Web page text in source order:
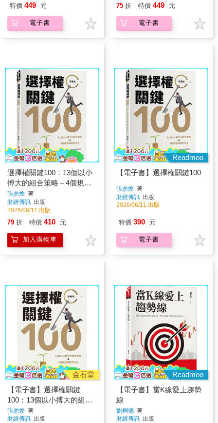
特價 449 元
電子書
75 折 特價 449 元
電子書
選擇權關鍵100：13個以小
搏大的組合策略＋4個規避
風險的方法
張鼎煥 著
財經傳訊 出版
2026/06/11 出版
79 折 特價 410 元
加入購物車
Readmoo
【電子書】選擇權關鍵100
張鼎煥 著
財經傳訊 出版
2026/06/11 出版
特價 390 元
電子書
金石堂
【電子書】選擇權關鍵
100：13個以小搏大的組合
策略＋4個規避風險的方法
張鼎煥 著
財經傳訊 出版
Readmoo
【電子書】當K線愛上趨勢
線
劉烱德 著
財經傳訊 出版